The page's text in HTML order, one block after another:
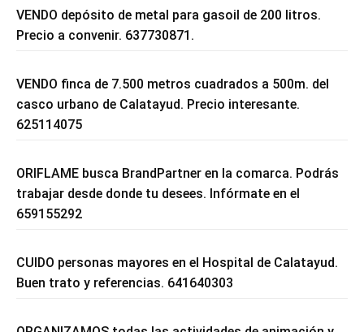
VENDO depósito de metal para gasoil de 200 litros.
Precio a convenir. 637730871.
VENDO finca de 7.500 metros cuadrados a 500m. del
casco urbano de Calatayud. Precio interesante.
625114075
ORIFLAME busca BrandPartner en la comarca. Podrás
trabajar desde donde tu desees. Infórmate en el
659155292
CUIDO personas mayores en el Hospital de Calatayud.
Buen trato y referencias. 641640303